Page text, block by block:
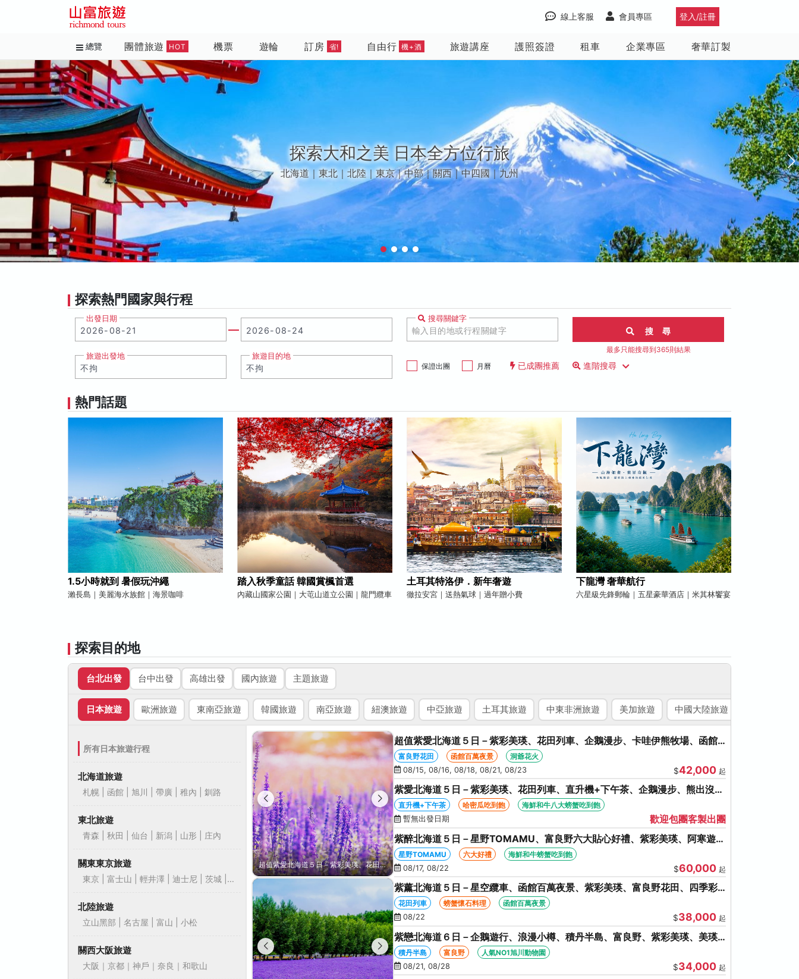
登入/註冊
會員專區
線上客服
總覽 團體旅遊 HOT 機票 遊輪 訂房 省! 自由行 機+酒 旅遊講座 護照簽證 租車 企業專區 奢華訂製
漫遊春夏歐洲
鬱金香花季 | 景觀列車 | 中世紀古堡｜峽灣
探索熱門國家與行程
出發日期 搜尋關鍵字
旅遊出發地
旅遊目的地
保證出團
月曆 已成團推薦
搜 尋
最多只能搜尋到365則結果
進階搜尋
熱門話題
1.5小時就到 暑假玩沖繩
瀨長島｜美麗海水族館｜海景咖啡
踏入秋季童話 韓國賞楓首選
內藏山國家公園｜大芚山道立公園｜龍門纜車
土耳其特洛伊．新年奢遊
徹拉安宮｜送熱氣球｜過年贈小費
下龍灣 奢華航行
六星級先鋒郵輪｜五星豪華酒店｜米其林饗宴
探索目的地
台北出發 台中出發 高雄出發 國內旅遊 主題旅遊
日本旅遊 歐洲旅遊 東南亞旅遊 韓國旅遊 南亞旅遊 紐澳旅遊 中亞旅遊 土耳其旅遊 中東非洲旅遊 美加旅遊 中國大陸旅遊
所有日本旅遊行程
北海道旅遊
札幌 | 函館 | 旭川 | 帶廣 | 稚內 | 釧路
東北旅遊
青森 | 秋田 | 仙台 | 新潟 | 山形 | 庄內
關東東京旅遊
東京 | 富士山 | 輕井澤 | 迪士尼 | 茨城 |
北陸旅遊
立山黑部 | 名古屋 | 富山 | 小松
關西大阪旅遊
大阪｜京都｜神戶｜奈良｜和歌山
超值紫愛北海道５日－紫彩美瑛、花田列車、企鵝漫步、卡哇伊熊牧場、函館星空夜景、洞爺花火、螃蟹懷石、啤酒暢飲
紫愛北海道５日－紫彩美瑛、花田列車、直升機+下午茶、企鵝漫步、熊出沒、函館百萬夜景、哈密瓜+海鮮和牛八大螃蟹吃到飽
超值紫愛北海道５日－紫彩美瑛、花田列車、企鵝漫步、卡哇伊熊牧場、函館
星空夜景、洞爺花火、螃蟹懷石、啤酒暢飲
富良野花田 函館百萬夜景
洞爺花火
08/15, 08/16, 08/18, 08/21, 08/23
$42,000 起
紫愛北海道５日－紫彩美瑛、花田列車、直升機+下午茶、企鵝漫步、熊出沒、
函館百萬夜景、哈密瓜+海鮮和牛八大螃蟹吃到飽
直升機+下午茶 哈密瓜吃到飽
海鮮和牛八大螃蟹吃到飽
暫無出發日期
歡迎包團客製出團
紫醉北海道５日－星野TOMAMU、富良野六大貼心好禮、紫彩美瑛、阿寒遊覽
船、知床五湖、哈密瓜+海鮮和牛螃蟹吃到飽
星野TOMAMU 六大好禮
海鮮和牛螃蟹吃到飽
08/17, 08/22
$60,000 起
紫薰北海道５日－星空纜車、函館百萬夜景、紫彩美瑛、富良野花田、四季彩
之丘、花田列車、螃蟹懷石料理
花田列車 螃蟹懷石料理
函館百萬夜景
08/22
$38,000 起
紫戀北海道６日－企鵝遊行、浪漫小樽、積丹半島、富良野、紫彩美瑛、美瑛
白金青池、旭山動物園、旭川常盤旋轉塔
積丹半島 富良野
人氣NO1旭川動物園
08/21, 08/28
$34,000 起